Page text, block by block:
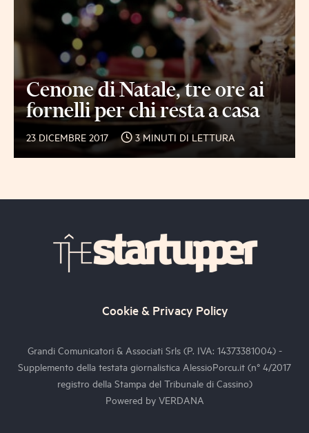
Cenone di Natale, tre ore ai
fornelli per chi resta a casa
23 DICEMBRE 2017 3 MINUTI DI LETTURA
Cookie & Privacy Policy
Grandi Comunicatori & Associati Srls (P. IVA: 14373381004) -
Supplemento della testata giornalistica AlessioPorcu.it (n° 4/2017
registro della Stampa del Tribunale di Cassino)
Powered by VERDANA